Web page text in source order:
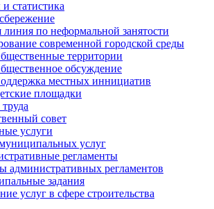
статистика
линия по неформальной занятости
современной городской среды
территории
обсуждение
местных иннициатив
площадки
совет
услуги
услуг
регламенты
административных регламентов
задания
услуг в сфере строительства